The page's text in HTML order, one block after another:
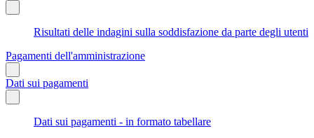
Risultati delle indagini sulla soddisfazione da parte degli utenti
Pagamenti dell'amministrazione
Dati sui pagamenti
Dati sui pagamenti - in formato tabellare